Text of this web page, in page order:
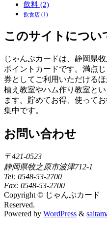
飲料 (2)
飲食店 (1)
このサイトについ
じゃんぷカードは、静岡県
ポイントカードです。満点
券としてご利用いただける
植え教室やハム作り教室と
ます。貯めてお得、使って
集中です。
お問い合わせ
〒421-0523
静岡県牧之原市波津712-1
Tel: 0548-53-2700
Fax: 0548-53-2700
Copyright © じゃんぷカード
Reserved.
Powered by WordPress &